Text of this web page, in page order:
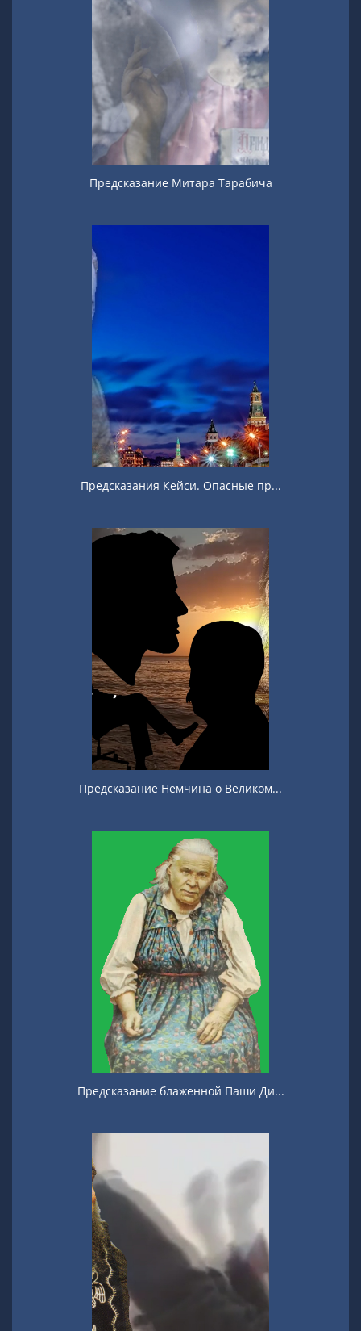
Предсказание Митара Тарабича
Предсказания Кейси. Опасные пр...
Предсказание Немчина о Великом...
Предсказание блаженной Паши Ди...